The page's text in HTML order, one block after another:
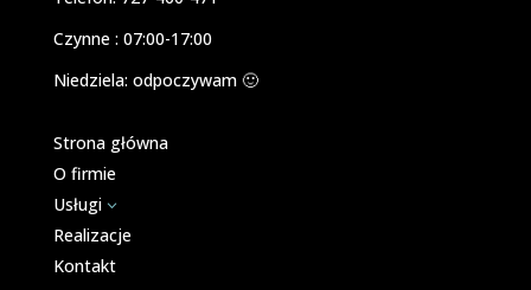
Czynne : 07:00-17:00
Niedziela: odpoczywam 🙂
Strona główna
O firmie
Usługi3
Realizacje
Kontakt